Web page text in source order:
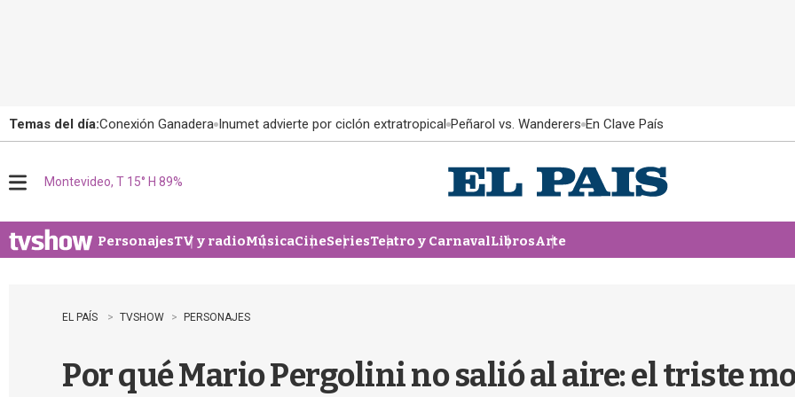
Temas del día:Conexión Ganadera Inumet advierte por ciclón extratropical Peñarol vs. Wanderers En Clave País
u
Montevideo, T 15° H 89%
PersonajesTV y radioMúsicaCineSeriesTeatro y CarnavalLibrosArte
EL PAÍS TVSHOW PERSONAJES
Por qué Mario Pergolini no salió al aire: el triste